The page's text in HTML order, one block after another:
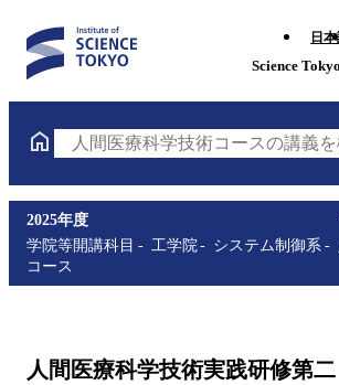
日
Science
人間医療科学技術コースの講義
2025年度
学院等開講科目
工学院 システム制御系
コース
人間医療科学技術実践研修第二